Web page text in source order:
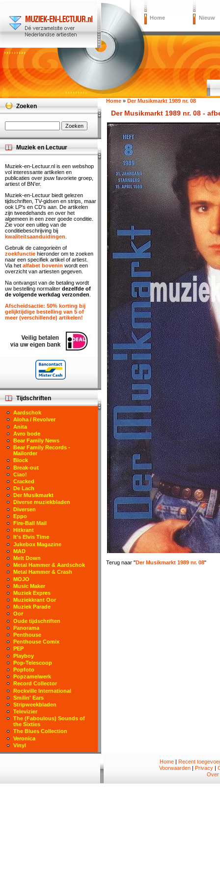
Home Nieuw
Home » Der Musikmarkt 1989 nr. 08
Der Musikmarkt 1989 nr. 08 -
Terug naar "Der Musikmarkt 1989 nr. 08"
Zoeken
Muziek en Lectuur
Muziek-en-Lectuur.nl is een webshop
vol interessante artikelen en
publicaties over jouw favoriete groep,
artiest of BN'er.
Muziek-en-Lectuur biedt gelezen
tijdschriften, TV-gidsen en strips, maar
ook LP's en CD's aan. De artikelen
zijn tweedehands en over het
algemeen in een zeer goede conditie.
Zie voor een uitleg van de
conditiebeschrijving bij
kwaliteitsaanduidingen
Gebruik de categorieën of
zoekfunctie hieronder om te zoeken
naar een specifiek artikel of artiest.
Via het alfabet bovenin wordt een
overzicht van artiesten gegeven.
Na ontvangst van de betaling wordt
uw bestelling normaliter dezelfde of
de volgende werkdag verzonden
Afscheidsactie: 50% korting bij
gelijktijdige bestelling van 5 of
meer (verschillende) artikelen!
Tijdschriften
Aardschok
Aloha / Revolver
Anita
Avro bode
Bear Family News
Bear Family Records -
Mailorder
Block
Break-out
Ciao!
Cracked
De Lach
Der Musikmarkt
Diverse muziekbladen
Diversen
Eppo
Fire-Ball Mail
Hitkrant
It's Elvis Time
Jukebox Magazine
MAD
Melt Down
Metal Hammer & Aardschok
Metal Hammer & Crash
MOJO
Music Maker
Muziek Expres
Muziekkrant Oor
Muziek Parade
Oor
Oude tijdschriften
Panorama
Penthouse
Penthouse Comix
PEP
Playboy
Pop-Telescoop
Popfoto
Popzamelwerk
Record Collector
Rockville International
Smilin' Ears
Stripweekbladen
Televizier
The (Faboulous) Sounds of
the Sixties
The Blues Collection
Veronica
Vinyl
Home| Recent
Voorwaarden | Privacy |
Over